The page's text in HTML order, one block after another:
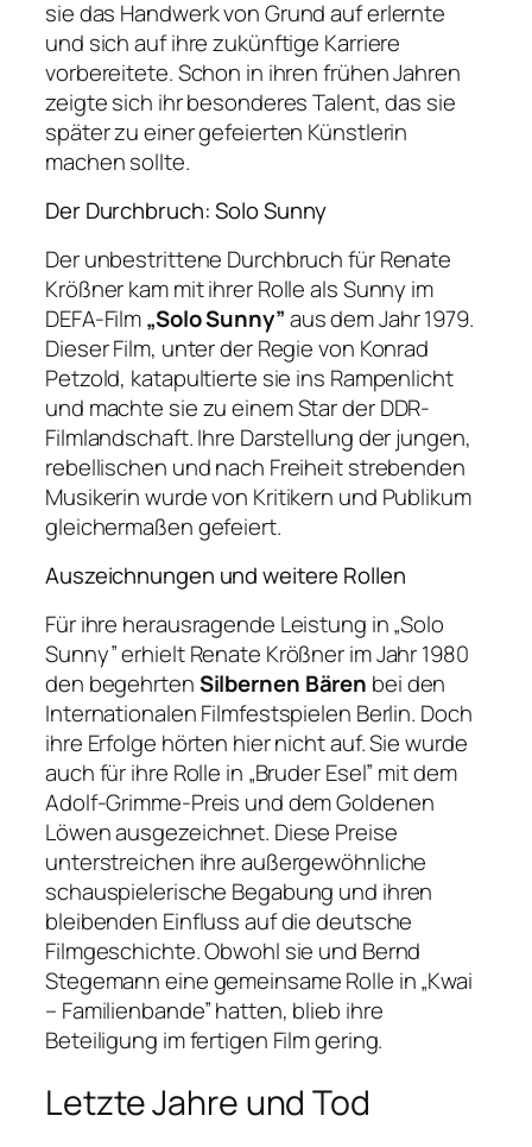
sie das Handwerk von Grund auf erlernte
und sich auf ihre zukünftige Karriere
vorbereitete. Schon in ihren frühen Jahren
zeigte sich ihr besonderes Talent, das sie
später zu einer gefeierten Künstlerin
machen sollte.
Der Durchbruch: Solo Sunny
Der unbestrittene Durchbruch für Renate
Krößner kam mit ihrer Rolle als Sunny im
DEFA-Film„Solo Sunny”aus dem Jahr 1979.
Dieser Film, unter der Regie von Konrad
Petzold, katapultierte sie ins Rampenlicht
und machte sie zu einem Star der DDR-
Filmlandschaft. Ihre Darstellung der jungen,
rebellischen und nach Freiheit strebenden
Musikerin wurde von Kritikern und Publikum
gleichermaßen gefeiert.
Auszeichnungen und weitere Rollen
Für ihre herausragende Leistung in „Solo
Sunny” erhielt Renate Krößner im Jahr 1980
den begehrtenSilbernen Bären bei den
Internationalen Filmfestspielen Berlin. Doch
ihre Erfolge hörten hier nicht auf. Sie wurde
auch für ihre Rolle in „Bruder Esel” mit dem
Adolf-Grimme-Preis und dem Goldenen
Löwen ausgezeichnet. Diese Preise
unterstreichen ihre außergewöhnliche
schauspielerische Begabung und ihren
bleibenden Einfluss auf die deutsche
Filmgeschichte. Obwohl sie und Bernd
Stegemann eine gemeinsame Rolle in „Kwai
– Familienbande” hatten, blieb ihre
Beteiligung im fertigen Film gering.
Letzte Jahre und Tod